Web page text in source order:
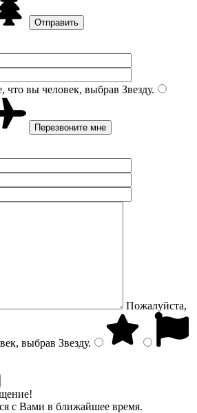
что вы человек, выбрав Звезду.
Пожалуйста,
выбрав Звезду.
с Вами в ближайшее время.